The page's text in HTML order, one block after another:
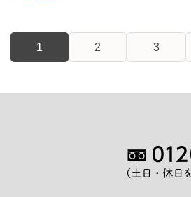
1 2 3